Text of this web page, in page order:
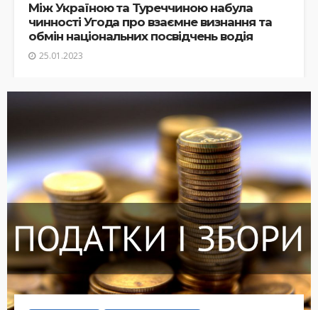
Між Україною та Туреччиною набула
чинності Угода про взаємне визнання та
обмін національних посвідчень водія
25.01.2023